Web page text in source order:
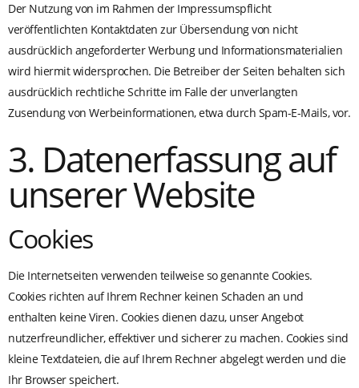
Der Nutzung von im Rahmen der Impressumspflicht
veröffentlichten Kontaktdaten zur Übersendung von nicht
ausdrücklich angeforderter Werbung und Informationsmaterialien
wird hiermit widersprochen. Die Betreiber der Seiten behalten sich
ausdrücklich rechtliche Schritte im Falle der unverlangten
Zusendung von Werbeinformationen, etwa durch Spam-E-Mails, vor.
3. Datenerfassung auf
unserer Website
Cookies
Die Internetseiten verwenden teilweise so genannte Cookies.
Cookies richten auf Ihrem Rechner keinen Schaden an und
enthalten keine Viren. Cookies dienen dazu, unser Angebot
nutzerfreundlicher, effektiver und sicherer zu machen. Cookies sind
kleine Textdateien, die auf Ihrem Rechner abgelegt werden und die
Ihr Browser speichert.